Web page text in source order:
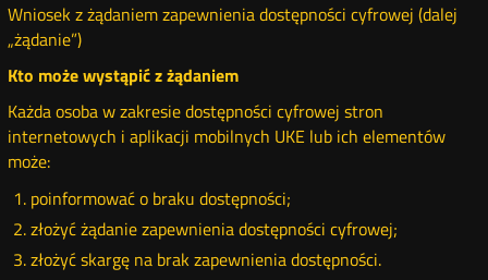
Wniosek z żądaniem zapewnienia dostępności cyfrowej (dalej
„żądanie”)
Kto może wystąpić z żądaniem
Każda osoba w zakresie dostępności cyfrowej stron
internetowych i aplikacji mobilnych UKE lub ich elementów
może:
poinformować o braku dostępności;
złożyć żądanie zapewnienia dostępności cyfrowej;
złożyć skargę na brak zapewnienia dostępności.